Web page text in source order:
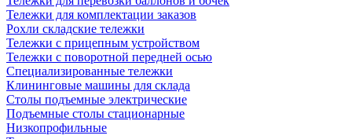
Тележки для комплектации заказов
Рохли складские тележки
Тележки с прицепным устройством
Тележки с поворотной передней осью
Специализированные тележки
Клининговые машины для склада
Столы подъемные электрические
Подъемные столы стационарные
Низкопрофильные